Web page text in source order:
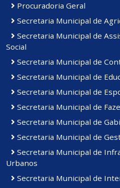
Procuradoria Geral
Secretaria Municipal de
Secretaria Municipal de
Social
Secretaria Municipal de
Secretaria Municipal de
Secretaria Municipal de
Secretaria Municipal de
Secretaria Municipal de
Secretaria Municipal de
Secretaria Municipal de
Urbanos
Secretaria Municipal de